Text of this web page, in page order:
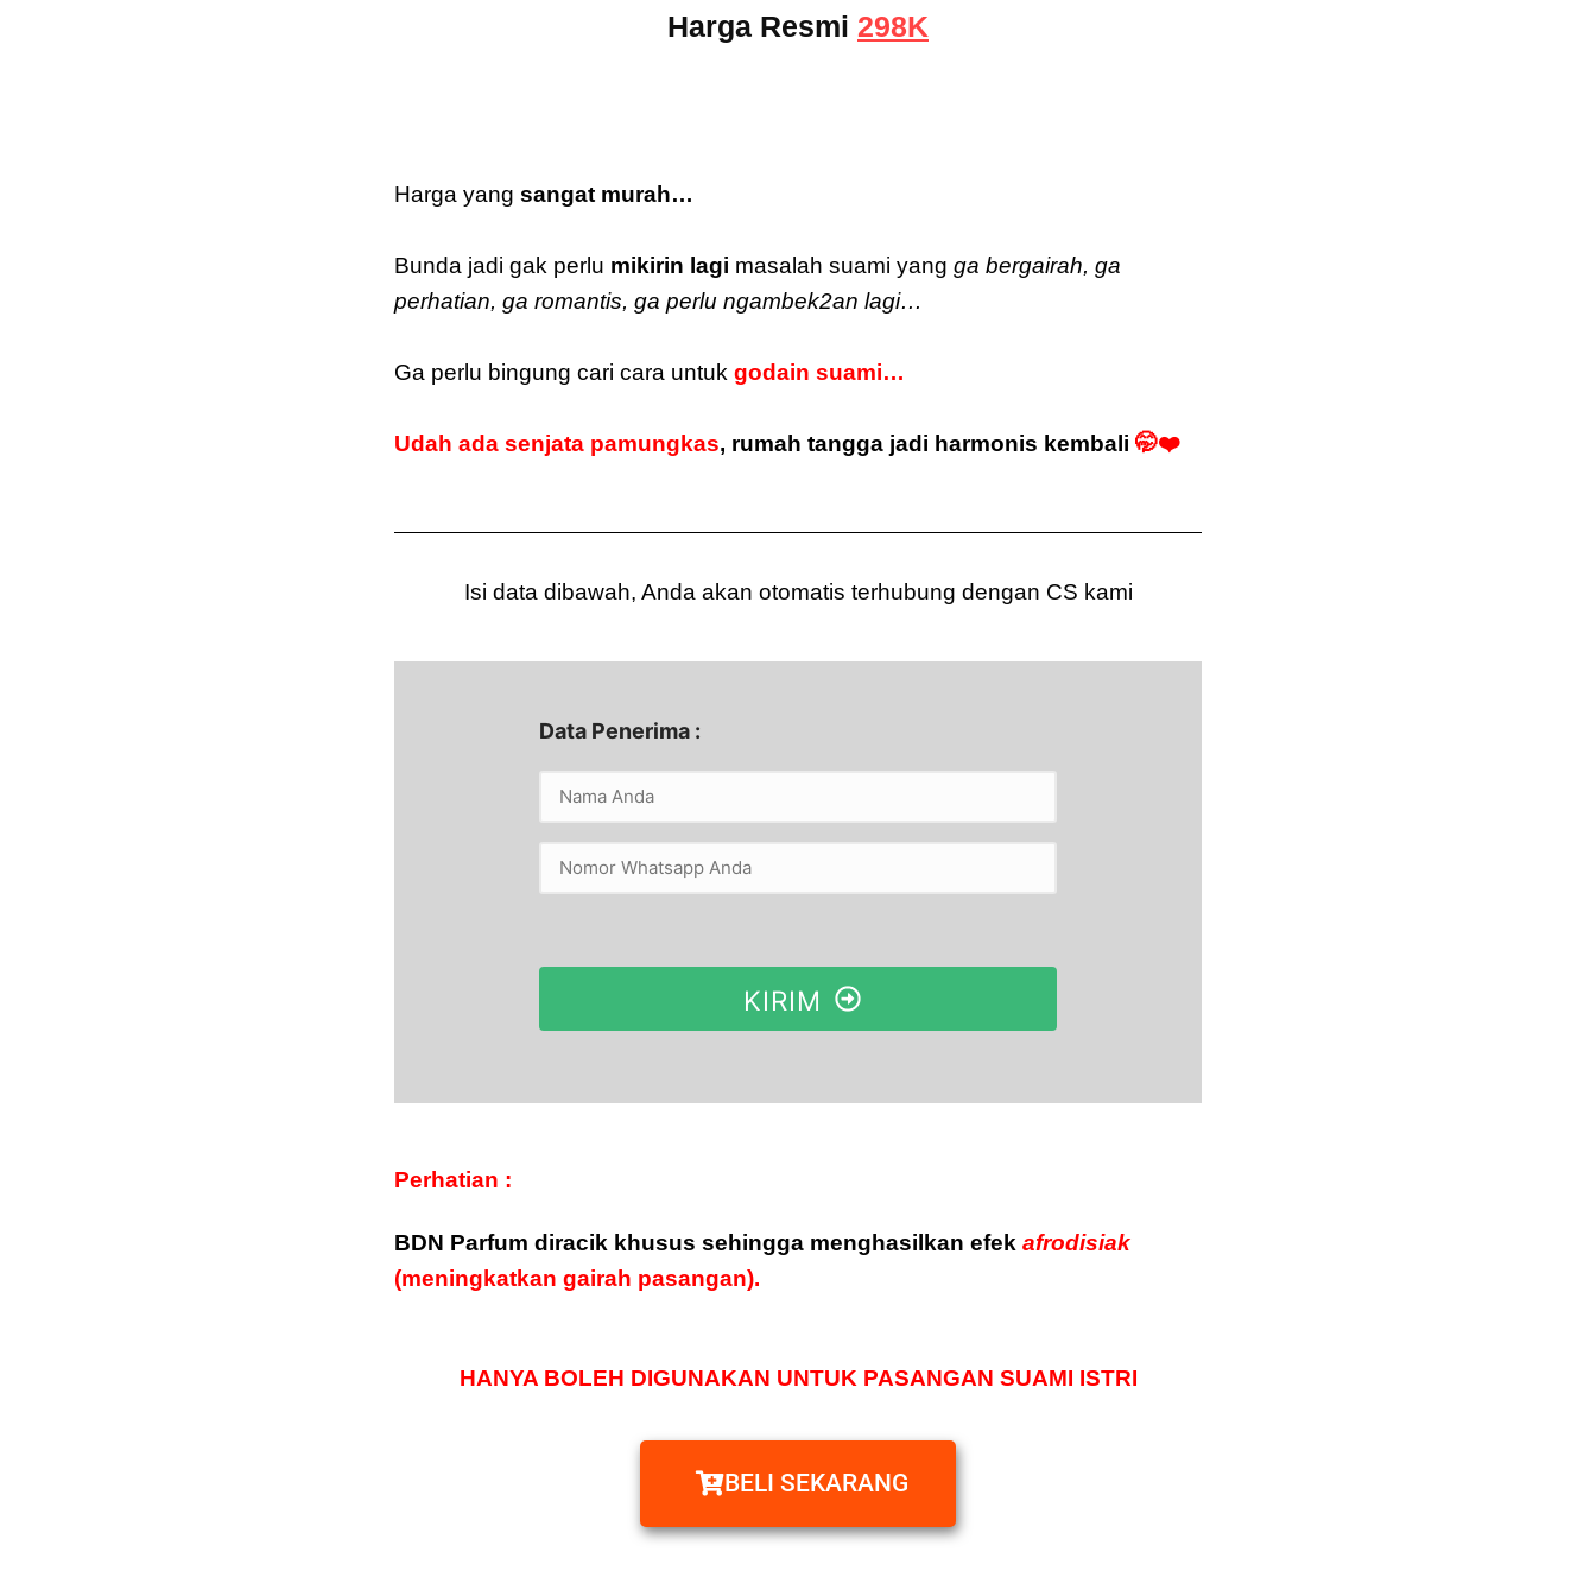
Harga Resmi 298K
Harga yang sangat murah…
Bunda jadi gak perlu mikirin lagi masalah suami yang ga bergairah, ga
perhatian, ga romantis, ga perlu ngambek2an lagi…
Ga perlu bingung cari cara untuk godain suami…
Udah ada senjata pamungkas, rumah tangga jadi harmonis kembali 🤭❤️
Isi data dibawah, Anda akan otomatis terhubung dengan CS kami
Data Penerima :
KIRIM
Perhatian :
BDN Parfum diracik khusus sehingga menghasilkan efek afrodisiak
(meningkatkan gairah pasangan).
HANYA BOLEH DIGUNAKAN UNTUK PASANGAN SUAMI ISTRI
BELI SEKARANG